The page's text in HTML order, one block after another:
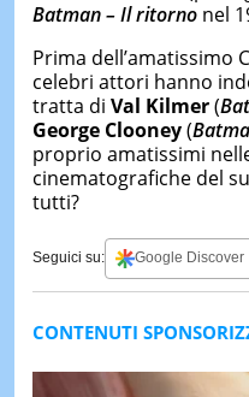
Batman – Il ritornonel
Prima dell’amatissimo
celebri attori hanno
tratta di Val Kilmer(
George Clooney(
proprio amatissimi
cinematografiche del
tutti?
Seguici su: Google Discover